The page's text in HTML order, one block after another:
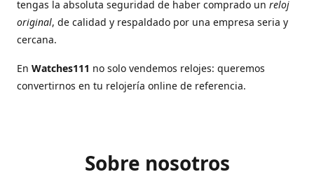
tengas la absoluta seguridad de haber comprado un reloj
original, de calidad y respaldado por una empresa seria y
cercana.
En Watches111 no solo vendemos relojes: queremos
convertirnos en tu relojería online de referencia.
Sobre nosotros